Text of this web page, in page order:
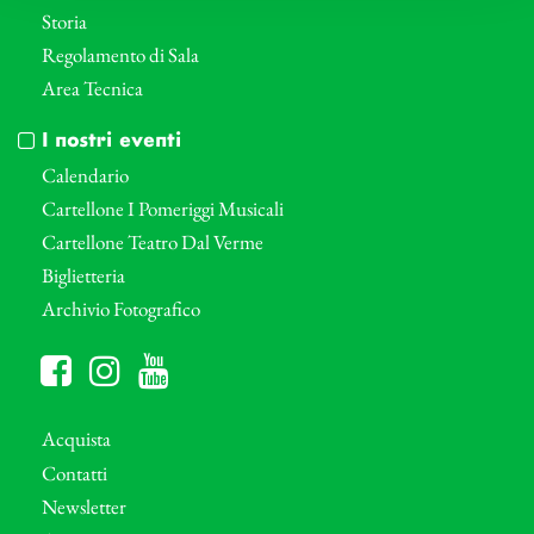
Storia
Regolamento di Sala
Area Tecnica
I nostri eventi
Calendario
Cartellone I Pomeriggi Musicali
Cartellone Teatro Dal Verme
Biglietteria
Archivio Fotografico
Acquista
Contatti
Newsletter